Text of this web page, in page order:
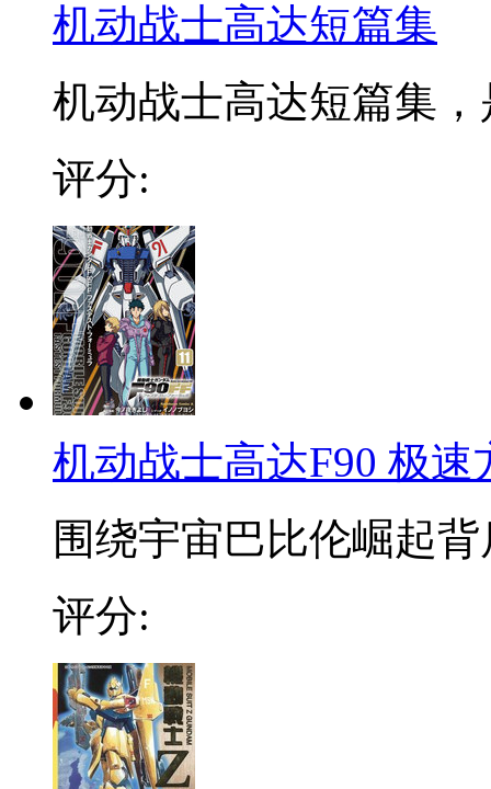
机动战士高达短篇集
机动战士高达短篇集
评分:
机动战士高达F90 极速
围绕宇宙巴比伦崛起
评分: